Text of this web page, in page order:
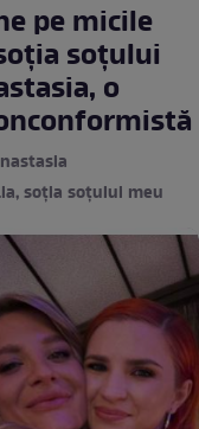
pe micile
soțului
o
soția soțului meu